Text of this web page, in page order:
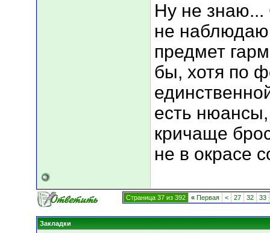
Ну не знаю...
не
предмет
бы, хотя по
есть
кричаще
не в окрасе
Страница 37 из 392 « Первая < 27 32 33
Закладки